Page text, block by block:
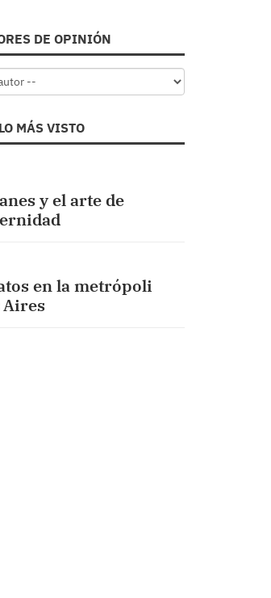
DE OPINIÓN
LO MÁS VISTO
y el arte de
en la metrópoli
Aires